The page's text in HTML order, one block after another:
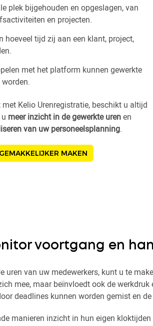
plek bijgehouden en opgeslagen, van
en projecten.
hoeveel tijd zij aan een klant, project,
met het platform kunnen gewerkte
Kelio Urenregistratie, beschikt u altijd
meer inzicht in de gewerkte urenen
van uw personeelsplanning.
MAKEN
voortgang en
uren van uw medewerkers, kunt u te
mee, maar beïnvloedt ook de
deadlines kunnen worden gemist en
manieren inzicht in hun eigen